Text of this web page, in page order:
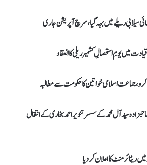
سیلابی ریلے میں بہہ گیا، سرچ آپریشن جاری
میں یومِ استحصالِ کشمیر ریلی کا انعقاد
اسلامی خواتین کا حکومت سے مطالبہ
سید آل محمد کے سسر تنویر احمد بخاری کے انتقال
ریٹائرمنٹ کا اعلان کردیا